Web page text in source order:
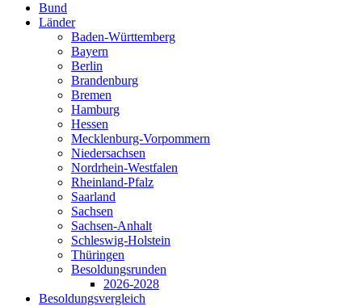
Bund
Länder
Baden-Württemberg
Bayern
Berlin
Brandenburg
Bremen
Hamburg
Hessen
Mecklenburg-Vorpommern
Niedersachsen
Nordrhein-Westfalen
Rheinland-Pfalz
Saarland
Sachsen
Sachsen-Anhalt
Schleswig-Holstein
Thüringen
Besoldungsrunden
2026-2028
Besoldungsvergleich